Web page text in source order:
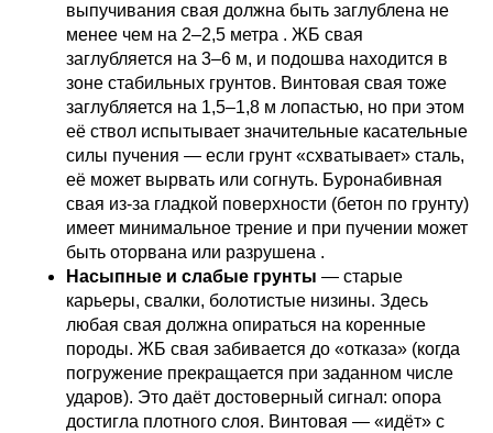
выпучивания свая должна быть заглублена не
менее чем на 2–2,5 метра . ЖБ свая
заглубляется на 3–6 м, и подошва находится в
зоне стабильных грунтов. Винтовая свая тоже
заглубляется на 1,5–1,8 м лопастью, но при этом
её ствол испытывает значительные касательные
силы пучения — если грунт «схватывает» сталь,
её может вырвать или согнуть. Буронабивная
свая из-за гладкой поверхности (бетон по грунту)
имеет минимальное трение и при пучении может
быть оторвана или разрушена .
Насыпные и слабые грунты — старые
карьеры, свалки, болотистые низины. Здесь
любая свая должна опираться на коренные
породы. ЖБ свая забивается до «отказа» (когда
погружение прекращается при заданном числе
ударов). Это даёт достоверный сигнал: опора
достигла плотного слоя. Винтовая — «идёт» с